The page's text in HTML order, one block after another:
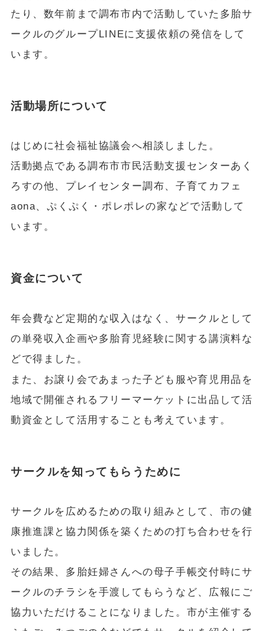
たり、数年前まで調布市内で活動していた多胎サ
ークルのグループLINEに支援依頼の発信をして
います。
活動場所について
はじめに社会福祉協議会へ相談しました。
活動拠点である調布市市民活動支援センターあく
ろすの他、プレイセンター調布、子育てカフェ
aona、ぷくぷく・ポレポレの家などで活動して
います。
資金について
年会費など定期的な収入はなく、サークルとして
の単発収入企画や多胎育児経験に関する講演料な
どで得ました。
また、お譲り会であまった子ども服や育児用品を
地域で開催されるフリーマーケットに出品して活
動資金として活用することも考えています。
サークルを知ってもらうために
サークルを広めるための取り組みとして、市の健
康推進課と協力関係を築くための打ち合わせを行
いました。
その結果、多胎妊婦さんへの母子手帳交付時にサ
ークルのチラシを手渡してもらうなど、広報にご
協力いただけることになりました。市が主催する